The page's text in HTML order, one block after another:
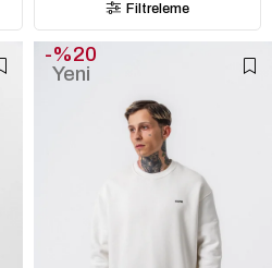
Filtreleme
%20
Yeni